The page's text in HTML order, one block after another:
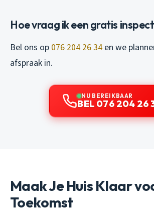
Hoe vraag ik een gratis
Bel ons op 076 204 26 34 en we
afspraak in.
NU BEREIKBAAR
BEL 076 204 26
Maak Je Huis Klaar
Toekomst